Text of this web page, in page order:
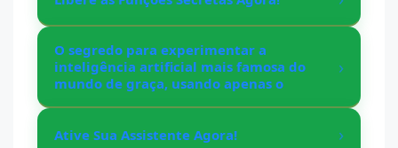
O segredo para experimentar a
inteligência artificial mais famosa do
mundo de graça, usando apenas o
›
Ative Sua Assistente Agora! ›